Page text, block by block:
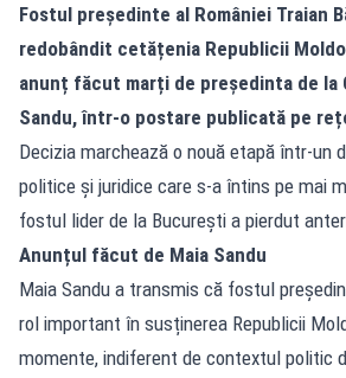
Fostul președinte al României Traian
redobândit cetățenia Republicii
anunț făcut marți de președinta de la
Sandu, într-o postare publicată pe
Decizia marchează o nouă etapă într-un
politice și juridice care s-a întins pe mai
fostul lider de la București a pierdut
Anunțul făcut de Maia Sandu
Maia Sandu a transmis că fostul
rol important în susținerea Republicii
momente, indiferent de contextul politic